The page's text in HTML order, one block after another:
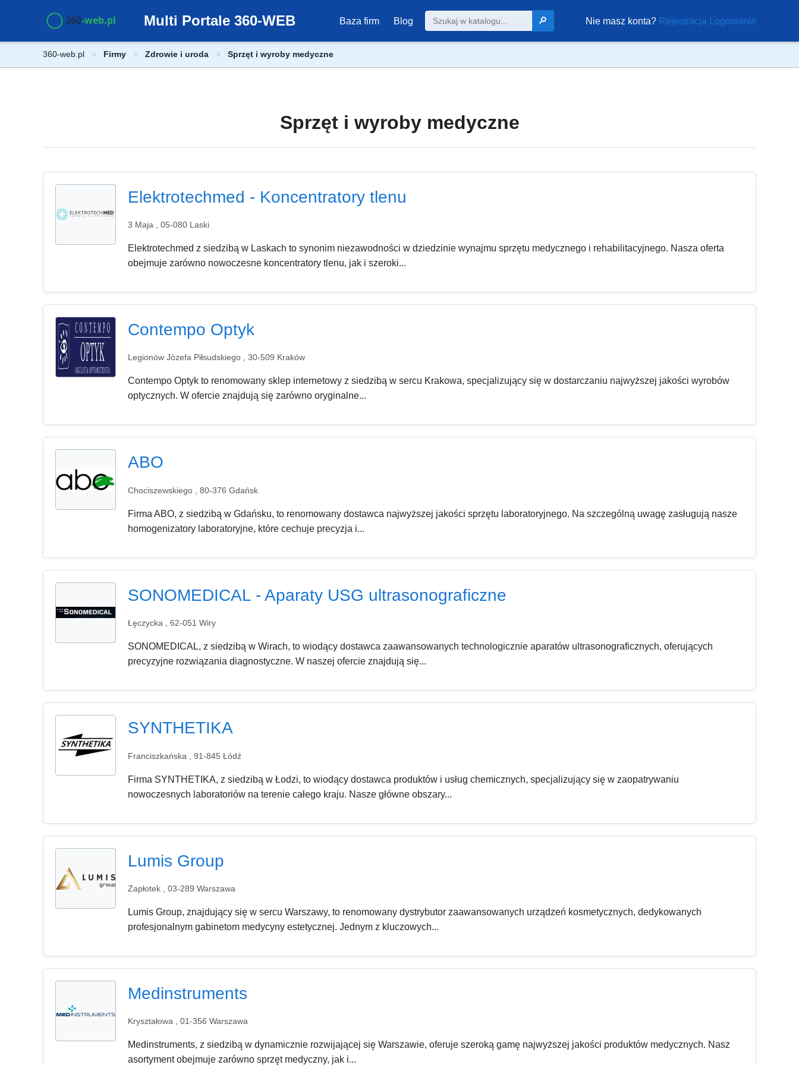
Multi Portale 360-WEB Baza firm Blog 🔎 Nie masz konta? Rejestracja Logowanie
360-web.pl Firmy Zdrowie i uroda Sprzęt i wyroby medyczne
Sprzęt i wyroby medyczne
Elektrotechmed - Koncentratory tlenu
3 Maja , 05-080 Laski
Elektrotechmed z siedzibą w Laskach to synonim niezawodności w dziedzinie wynajmu sprzętu medycznego i rehabilitacyjnego. Nasza oferta
obejmuje zarówno nowoczesne koncentratory tlenu, jak i szeroki...
Contempo Optyk
Legionów Józefa Piłsudskiego , 30-509 Kraków
Contempo Optyk to renomowany sklep internetowy z siedzibą w sercu Krakowa, specjalizujący się w dostarczaniu najwyższej jakości wyrobów
optycznych. W ofercie znajdują się zarówno oryginalne...
ABO
Chociszewskiego , 80-376 Gdańsk
Firma ABO, z siedzibą w Gdańsku, to renomowany dostawca najwyższej jakości sprzętu laboratoryjnego. Na szczególną uwagę zasługują nasze
homogenizatory laboratoryjne, które cechuje precyzja i...
SONOMEDICAL - Aparaty USG ultrasonograficzne
Łęczycka , 62-051 Wiry
SONOMEDICAL, z siedzibą w Wirach, to wiodący dostawca zaawansowanych technologicznie aparatów ultrasonograficznych, oferujących
precyzyjne rozwiązania diagnostyczne. W naszej ofercie znajdują się...
SYNTHETIKA
Franciszkańska , 91-845 Łódź
Firma SYNTHETIKA, z siedzibą w Łodzi, to wiodący dostawca produktów i usług chemicznych, specjalizujący się w zaopatrywaniu
nowoczesnych laboratoriów na terenie całego kraju. Nasze główne obszary...
Lumis Group
Zapłotek , 03-289 Warszawa
Lumis Group, znajdujący się w sercu Warszawy, to renomowany dystrybutor zaawansowanych urządzeń kosmetycznych, dedykowanych
profesjonalnym gabinetom medycyny estetycznej. Jednym z kluczowych...
Medinstruments
Kryształowa , 01-356 Warszawa
Medinstruments, z siedzibą w dynamicznie rozwijającej się Warszawie, oferuje szeroką gamę najwyższej jakości produktów medycznych. Nasz
asortyment obejmuje zarówno sprzęt medyczny, jak i...